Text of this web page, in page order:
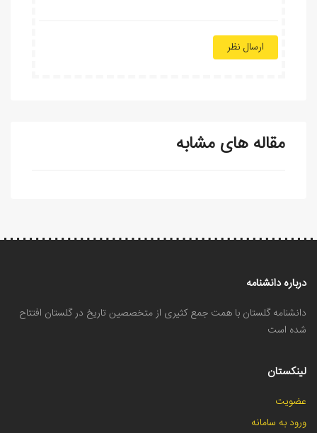
ارسال نظر
مقاله های مشابه
درباره دانشنامه
دانشنامه گلستان با همت جمع کثیری از متخصصین تاریخ در گلستان افتتاح
شده است
لینکستان
عضویت
ورود به سامانه